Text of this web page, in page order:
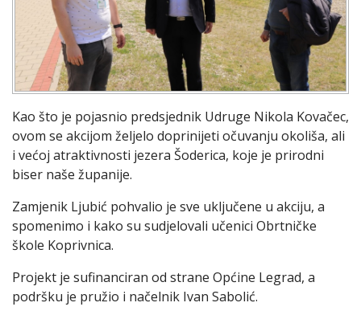
Kao što je pojasnio predsjednik Udruge Nikola Kovačec,
ovom se akcijom željelo doprinijeti očuvanju okoliša, ali
i većoj atraktivnosti jezera Šoderica, koje je prirodni
biser naše županije.
Zamjenik Ljubić pohvalio je sve uključene u akciju, a
spomenimo i kako su sudjelovali učenici Obrtničke
škole Koprivnica.
Projekt je sufinanciran od strane Općine Legrad, a
podršku je pružio i načelnik Ivan Sabolić.